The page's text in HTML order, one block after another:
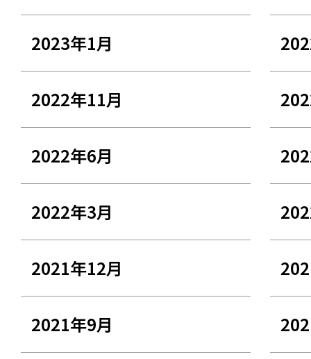
2023年1月
2022年11月
2022年6月
2022年3月
2021年12月
2021年9月